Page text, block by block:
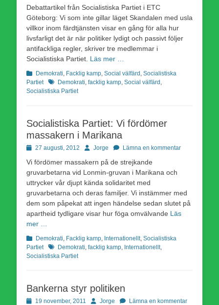
Debattartikel från Socialistiska Partiet i ETC
Göteborg: Vi som inte gillar läget Skandalen med usla
villkor inom färdtjänsten visar en gång för alla hur
livsfarligt det är när politiker lydigt och passivt följer
antifackliga regler, skriver tre medlemmar i
Socialistiska Partiet. Läs mer …
Kategorier
Demokrati Facklig kamp Social välfärd Socialistiska
Partiet
EtiketterDemokrati facklig kamp Social välfärd
Socialistiska Partiet
Socialistiska Partiet: Vi fördömer
massakern i Marikana
Publicerad
27 augusti, 2012 Författare
Jorge Lämna en kommentar
Vi fördömer massakern på de strejkande
gruvarbetarna vid Lonmin-gruvan i Marikana och
uttrycker vår djupt kända solidaritet med
gruvarbetarna och deras familjer. Vi instämmer med
dem som påpekat att ingen händelse sedan slutet på
apartheid tydligare visar hur föga omvälvande Läs
mer …
Kategorier
Demokrati Facklig kamp Internationellt, Socialistiska
Partiet
EtiketterDemokrati facklig kamp Internationellt,
Socialistiska Partiet
Bankerna styr politiken
Publicerad
19 november, 2011 Författare
Jorge Lämna en kommentar